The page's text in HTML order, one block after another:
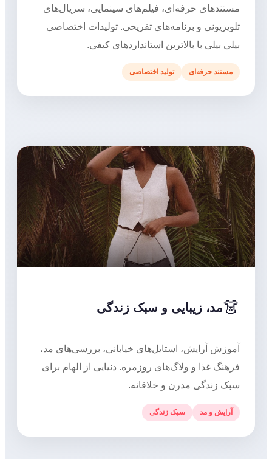
مستندهای حرفه‌ای، فیلم‌های سینمایی، سریال‌های
تلویزیونی و برنامه‌های تفریحی. تولیدات اختصاصی
بیلی بیلی با بالاترین استانداردهای کیفی.
مستند حرفه‌ای تولید اختصاصی
👗مد، زیبایی و سبک زندگی
آموزش آرایش، استایل‌های خیابانی، بررسی‌های مد،
فرهنگ غذا و ولاگ‌های روزمره. دنیایی از الهام برای
سبک زندگی مدرن و خلاقانه.
آرایش و مد سبک زندگی